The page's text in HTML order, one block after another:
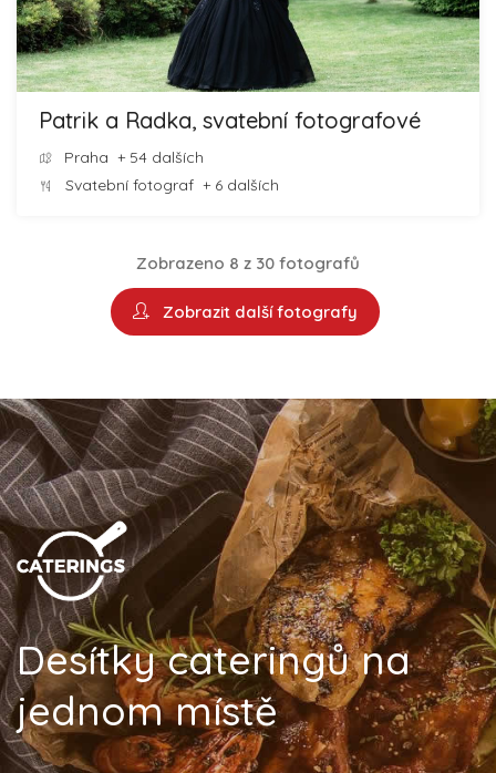
Patrik a Radka, svatební fotografové
Praha + 54 dalších
Svatební fotograf + 6 dalších
Zobrazeno 8 z 30 fotografů
Zobrazit další fotografy
Desítky cateringů na
jednom místě